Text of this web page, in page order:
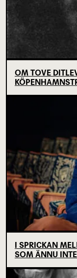
OM TOVE
I SPRICKAN
SOM ÄNNU